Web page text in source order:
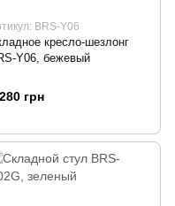
BRS-Y06
кресло-шезлонг
Y06, бежевый
грн